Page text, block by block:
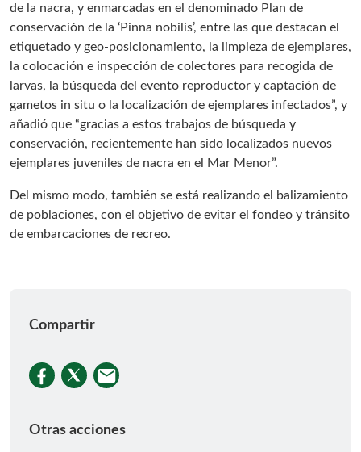
de la nacra, y enmarcadas en el denominado Plan de
conservación de la ‘Pinna nobilis’, entre las que destacan el
etiquetado y geo-posicionamiento, la limpieza de ejemplares,
la colocación e inspección de colectores para recogida de
larvas, la búsqueda del evento reproductor y captación de
gametos in situ o la localización de ejemplares infectados”, y
añadió que “gracias a estos trabajos de búsqueda y
conservación, recientemente han sido localizados nuevos
ejemplares juveniles de nacra en el Mar Menor”.
Del mismo modo, también se está realizando el balizamiento
de poblaciones, con el objetivo de evitar el fondeo y tránsito
de embarcaciones de recreo.
Compartir
Otras acciones